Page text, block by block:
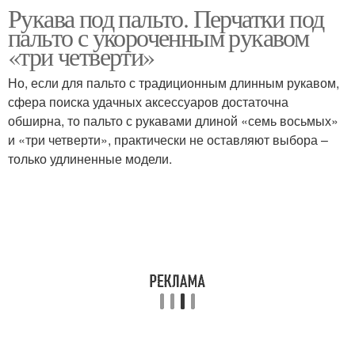
рукавом
Короткое пальто
Пальто с рукавом
Пальто с широкими
плечами
Рукава под пальто. Перчатки под
пальто с укороченным рукавом
«три четверти»
Но, если для пальто с традиционным длинным рукавом,
сфера поиска удачных аксессуаров достаточна
обширна, то пальто с рукавами длиной «семь восьмых»
и «три четверти», практически не оставляют выбора –
только удлиненные модели.